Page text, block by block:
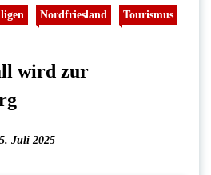
Nordfriesland
Tourismus
wird zur
Juli 2025